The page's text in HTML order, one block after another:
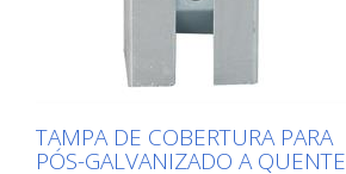
TAMPA DE COBERTURA PARA
PÓS-GALVANIZADO A QUENTE